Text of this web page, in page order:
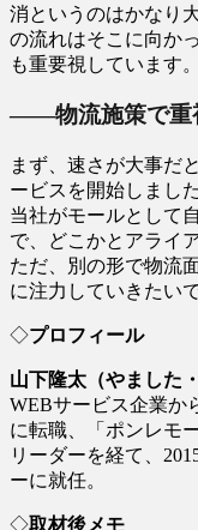
消というのはかなり
の流れはそこに向か
も重要視しています。
――物流施策で重
まず、速さが大事だ
ービスを開始しまし
当社がモールとして
で、どこかとアライ
ただ、別の形で物流
に注力していきたいで
◇プロフィール
山下隆太（やました
WEBサービス企業か
に転職、「ポンレモ
リーダーを経て、
ーに就任。
◇取材後メモ